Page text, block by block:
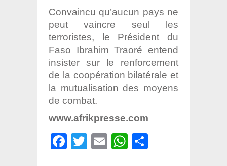
Convaincu qu’aucun pays ne
peut vaincre seul les
terroristes, le Président du
Faso Ibrahim Traoré entend
insister sur le renforcement
de la coopération bilatérale et
la mutualisation des moyens
de combat.
www.afrikpresse.com
Facebook
Twitter
EmailWhatsApp